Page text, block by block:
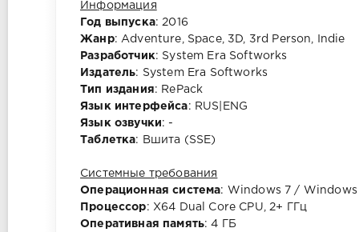
Информация
Год выпуска: 2016
Жанр: Adventure, Space, 3D, 3rd Person, Indie
Разработчик: System Era Softworks
Издатель: System Era Softworks
Тип издания: RePack
Язык интерфейса: RUS|ENG
Язык озвучки: -
Таблетка: Вшита (SSE)
Системные требования
Операционная система: Windows 7 /
Процессор: X64 Dual Core CPU, 2+ ГГц
Оперативная память: 4 ГБ